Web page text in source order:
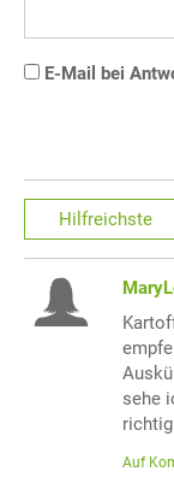
E-Mail bei
Hilfreichste
sehe
Auf